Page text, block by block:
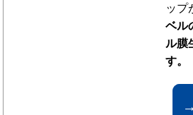
ップ
ベル
ル膜
す。